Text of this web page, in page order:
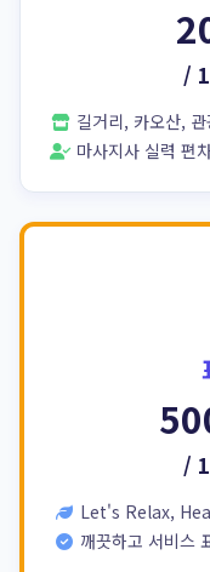
/
길거리, 카오산, 관
마사지사 실력 편
/
Let's Relax,
깨끗하고 서비스